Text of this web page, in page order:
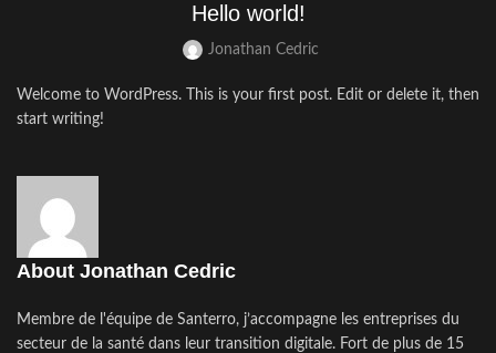
Hello world!
Jonathan Cedric
Welcome to WordPress. This is your first post. Edit or delete it, then
start writing!
About Jonathan Cedric
Membre de l'équipe de Santerro, j’accompagne les entreprises du
secteur de la santé dans leur transition digitale. Fort de plus de 15